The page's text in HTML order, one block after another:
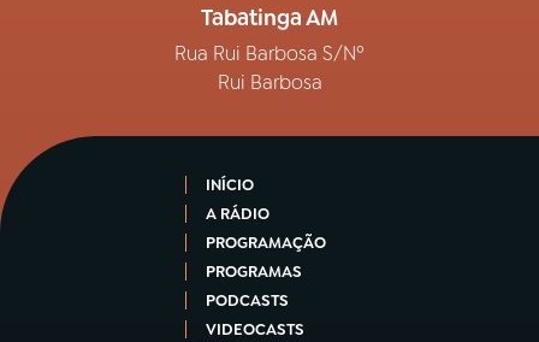
Tabatinga AM
Rua Rui Barbosa S/Nº
Rui Barbosa
INÍCIO
A RÁDIO
PROGRAMAÇÃO
PROGRAMAS
PODCASTS
VIDEOCASTS